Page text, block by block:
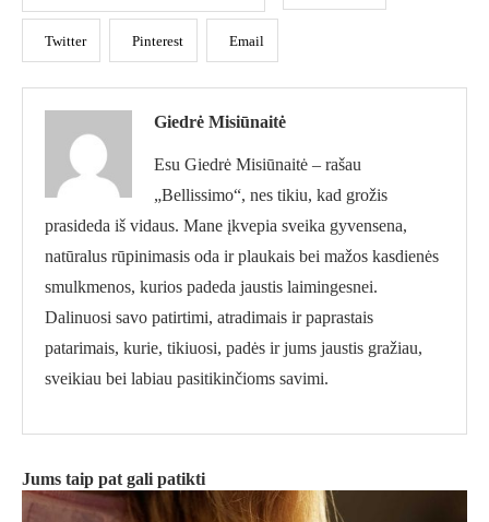
Twitter Pinterest Email
Giedrė Misiūnaitė
Esu Giedrė Misiūnaitė – rašau
„Bellissimo“, nes tikiu, kad grožis
prasideda iš vidaus. Mane įkvepia sveika gyvensena,
natūralus rūpinimasis oda ir plaukais bei mažos kasdienės
smulkmenos, kurios padeda jaustis laimingesnei.
Dalinuosi savo patirtimi, atradimais ir paprastais
patarimais, kurie, tikiuosi, padės ir jums jaustis gražiau,
sveikiau bei labiau pasitikinčioms savimi.
Jums taip pat gali patikti